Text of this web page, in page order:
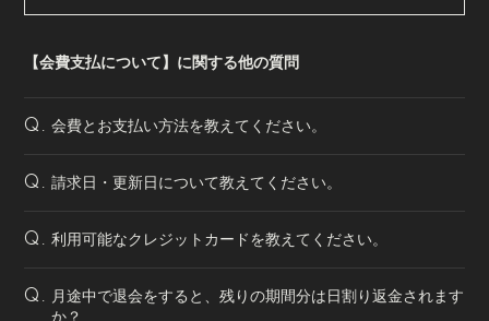
【会費支払について】に関する他の質問
Q. 会費とお支払い方法を教えてください。
Q. 請求日・更新日について教えてください。
Q. 利用可能なクレジットカードを教えてください。
Q. 月途中で退会をすると、残りの期間分は日割り返金されます
か？